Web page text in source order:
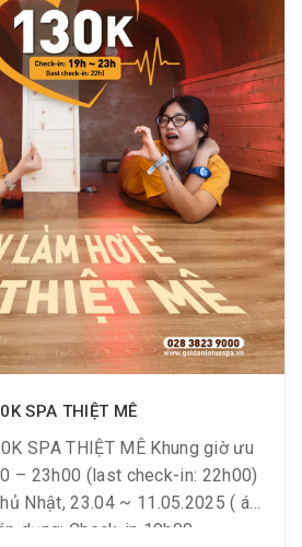
SPA THIỆT MÊ
SPA THIỆT MÊ Khung giờ ưu
– 23h00 (last check-in: 22h00)
Nhật, 23.04 ~ 11.05.2025 ( áp
dụng: Check-in 19h00 –